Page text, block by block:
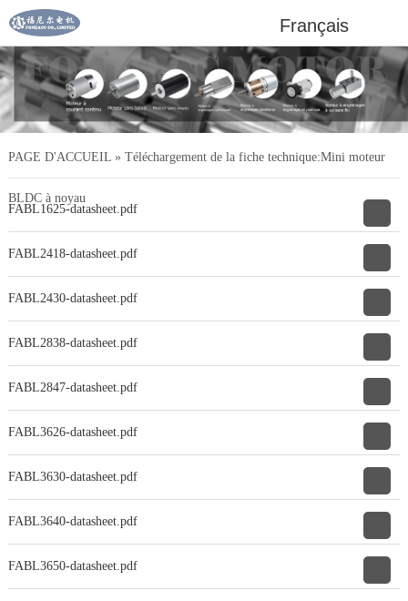
Français
PAGE D'ACCUEIL» Téléchargement de la fiche technique:Mini moteur
BLDC à noyau
FABL1625-datasheet.pdf
FABL2418-datasheet.pdf
FABL2430-datasheet.pdf
FABL2838-datasheet.pdf
FABL2847-datasheet.pdf
FABL3626-datasheet.pdf
FABL3630-datasheet.pdf
FABL3640-datasheet.pdf
FABL3650-datasheet.pdf